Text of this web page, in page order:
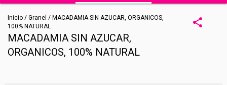
Inicio / Granel / MACADAMIA SIN AZUCAR, ORGANICOS,
100% NATURAL
MACADAMIA SIN AZUCAR,
ORGANICOS, 100% NATURAL